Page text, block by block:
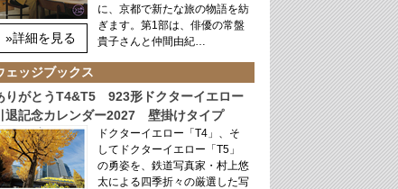
»詳細を見る
に、京都で新たな旅の物語を紡
ぎます。第1部は、俳優の常盤
貴子さんと仲間由紀…
ェッジブックス
りがとうT4&T5 923形ドクターイエロー
退記念カレンダー2027 壁掛けタイプ
ドクターイエロー「T4」、そ
してドクターイエロー「T5」
の勇姿を、鉄道写真家・村上悠
太による四季折々の厳選した写